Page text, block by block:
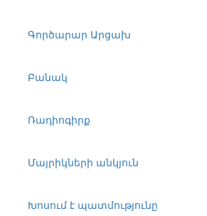
Գործարար Արցախ
Բանակ
Ռադիոգիրք
Մայրիկների անկյուն
Խոսում է պատմությունը